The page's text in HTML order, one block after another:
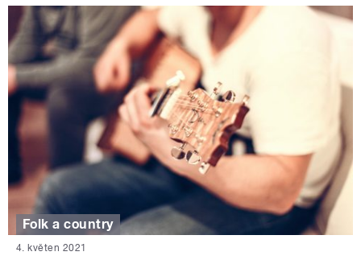
Folk a country
4. květen 2021